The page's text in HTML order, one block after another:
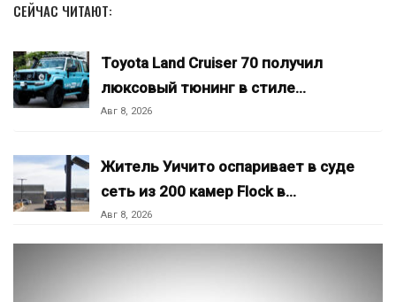
СЕЙЧАС ЧИТАЮТ:
Toyota Land Cruiser 70 получил
люксовый тюнинг в стиле…
Авг 8, 2026
Житель Уичито оспаривает в суде
сеть из 200 камер Flock в…
Авг 8, 2026